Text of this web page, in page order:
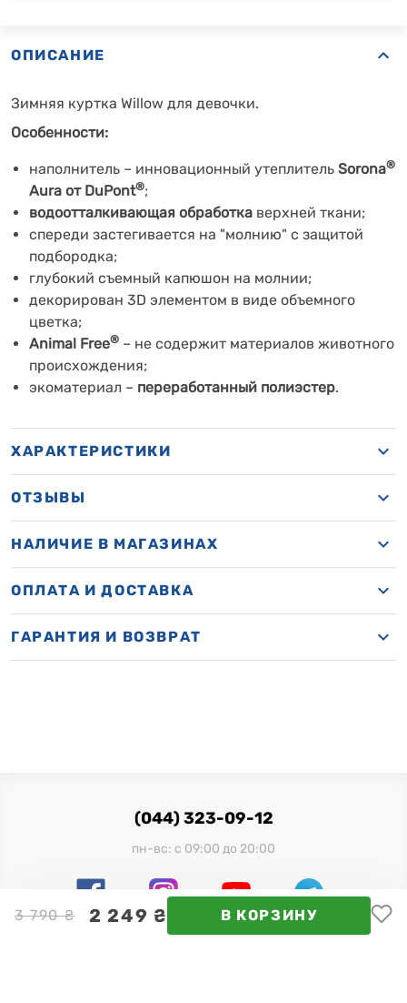
3 790 ₴ 2 249 ₴ В КОРЗИНУ
ОПИСАНИЕ
Зимняя куртка Willow для девочки.
Особенности:
наполнитель – инновационный утеплитель Sorona®
Aura от DuPont®;
водоотталкивающая обработка верхней ткани;
спереди застегивается на "молнию" с защитой
подбородка;
глубокий съемный капюшон на молнии;
декорирован 3D элементом в виде объемного
цветка;
Animal Free® – не содержит материалов животного
происхождения;
экоматериал – переработанный полиэстер.
ХАРАКТЕРИСТИКИ
ОТЗЫВЫ
НАЛИЧИЕ В МАГАЗИНАХ
ОПЛАТА И ДОСТАВКА
ГАРАНТИЯ И ВОЗВРАТ
(044) 323-09-12
пн-вс: с 09:00 до 20:00